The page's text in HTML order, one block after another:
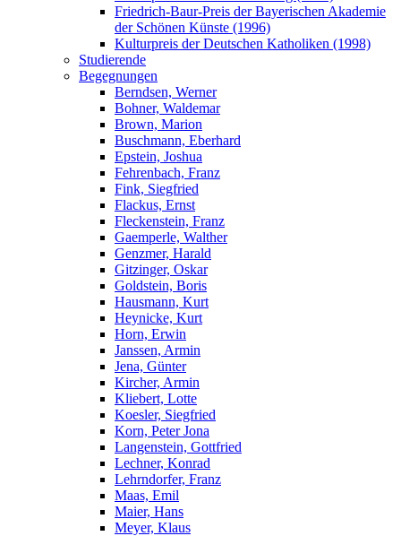
Friedrich-Baur-Preis der Bayerischen Akademie
der Schönen Künste (1996)
Kulturpreis der Deutschen Katholiken (1998)
Studierende
Begegnungen
Berndsen, Werner
Bohner, Waldemar
Brown, Marion
Buschmann, Eberhard
Epstein, Joshua
Fehrenbach, Franz
Fink, Siegfried
Flackus, Ernst
Fleckenstein, Franz
Gaemperle, Walther
Genzmer, Harald
Gitzinger, Oskar
Goldstein, Boris
Hausmann, Kurt
Heynicke, Kurt
Horn, Erwin
Janssen, Armin
Jena, Günter
Kircher, Armin
Kliebert, Lotte
Koesler, Siegfried
Korn, Peter Jona
Langenstein, Gottfried
Lechner, Konrad
Lehrndorfer, Franz
Maas, Emil
Maier, Hans
Meyer, Klaus